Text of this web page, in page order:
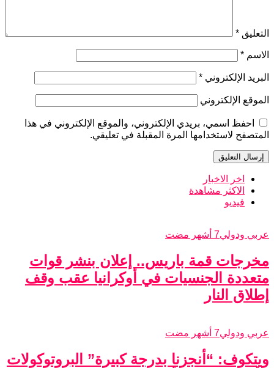
التعليق *
الاسم *
البريد الإلكتروني *
الموقع الإلكتروني
احفظ اسمي، بريدي الإلكتروني، والموقع الإلكتروني في هذا
المتصفح لاستخدامها المرة المقبلة في تعليقي.
اخر الاخبار
الاكثر مشاهدة
فيديو
عربي ودولي7 أشهر مضت
مخرجات قمة باريس.. إعلان بنشر قوات
متعددة الجنسيات في أوكرانيا عقب وقف
إطلاق النار
عربي ودولي7 أشهر مضت
ويتكوف: “أنجزنا بدرجة كبيرة” البروتوكولات